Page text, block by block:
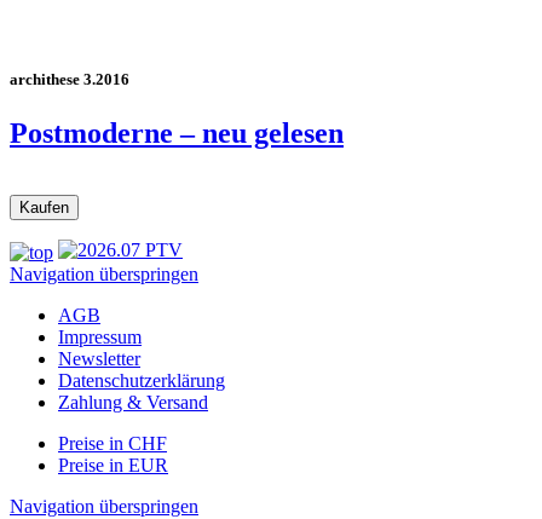
archithese 3.2016
Postmoderne – neu gelesen
Navigation überspringen
AGB
Impressum
Newsletter
Datenschutzerklärung
Zahlung & Versand
Preise in CHF
Preise in EUR
Navigation überspringen